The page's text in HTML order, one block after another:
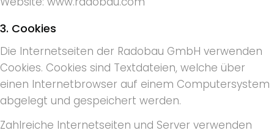
3. Cookies
Die Internetseiten der Radobau GmbH verwenden
Cookies. Cookies sind Textdateien, welche über
einen Internetbrowser auf einem Computersystem
abgelegt und gespeichert werden.
Zahlreiche Internetseiten und Server verwenden